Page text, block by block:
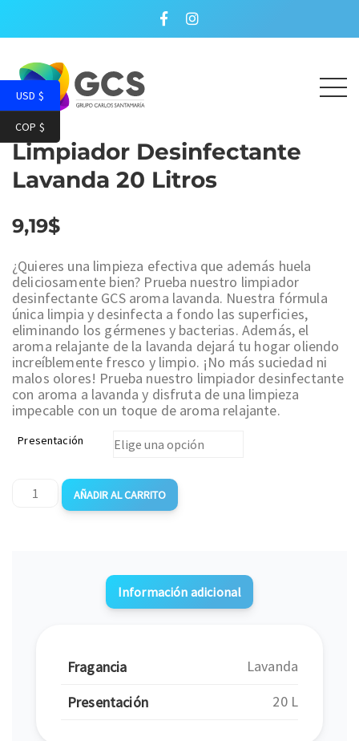
Limpiador Desinfectante
Lavanda 20 Litros
9,19$
¿Quieres una limpieza efectiva que además huela
deliciosamente bien? Prueba nuestro limpiador
desinfectante GCS aroma lavanda. Nuestra fórmula
única limpia y desinfecta a fondo las superficies,
eliminando los gérmenes y bacterias. Además, el
aroma relajante de la lavanda dejará tu hogar oliendo
increíblemente fresco y limpio. ¡No más suciedad ni
malos olores! Prueba nuestro limpiador desinfectante
con aroma a lavanda y disfruta de una limpieza
impecable con un toque de aroma relajante.
Presentación
AÑADIR AL CARRITO
Información adicional
Fragancia
Lavanda
Presentación
20 L
USD $
COP $